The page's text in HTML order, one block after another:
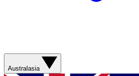
Australasia